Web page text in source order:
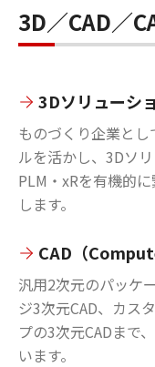
3D／CAD／
3Dソリューシ
ものづくり企業と
ルを活かし、3Dソ
PLM・xRを有機的
します。
CAD（
汎用2次元のパッケ
ジ3次元CAD、カス
プの3次元CADまで
います。